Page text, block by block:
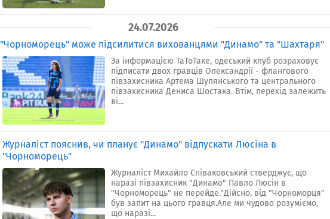
24.07.2026
"​Чорноморець" може підсилитися вихованцями "Динамо" та "Шахтаря"
За інформацією ТаТоТаке, одеський клуб розраховує
підписати двох гравців Олександрії - флангового
півзахисника Артема Шулянського та центрального
півзахисника Дениса Шостака. Втім, перехід залежить
ві...
Журналіст пояснив, чи планує "Динамо" відпускати Люсіна в
"Чорноморець"
Журналіст Михайло Співаковський стверджує, що
наразі півзахисник "Динамо" Павло Люсін в
"Чорноморець" не перейде."Дійсно, від "Чорноморця"
був запит на цього гравця.Але ми чудово розуміємо,
що наразі...